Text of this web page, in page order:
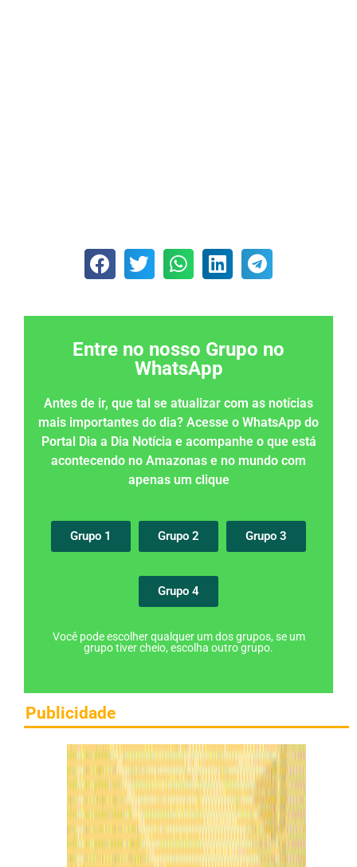
Entre no nosso Grupo no
WhatsApp
Antes de ir, que tal se atualizar com as notícias
mais importantes do dia? Acesse o WhatsApp do
Portal Dia a Dia Notícia e acompanhe o que está
acontecendo no Amazonas e no mundo com
apenas um clique
Grupo 1 Grupo 2 Grupo 3
Grupo 4
Você pode escolher qualquer um dos grupos, se um
grupo tiver cheio, escolha outro grupo.
Publicidade